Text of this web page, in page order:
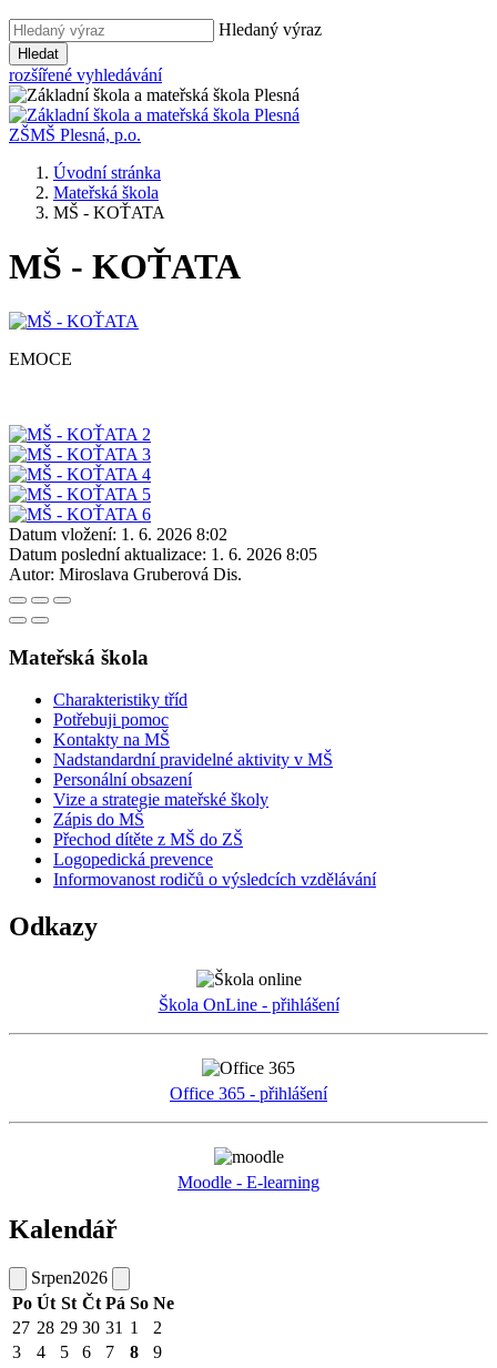
Hledaný výraz
Hledat
rozšířené vyhledávání
ZŠMŠ Plesná, p.o.
Úvodní stránka
Mateřská škola
MŠ - KOŤATA
MŠ - KOŤATA
EMOCE
Datum vložení: 1. 6. 2026 8:02
Datum poslední aktualizace: 1. 6. 2026 8:05
Autor: Miroslava Gruberová Dis.
Mateřská škola
Charakteristiky tříd
Potřebuji pomoc
Kontakty na MŠ
Nadstandardní pravidelné aktivity v MŠ
Personální obsazení
Vize a strategie mateřské školy
Zápis do MŠ
Přechod dítěte z MŠ do ZŠ
Logopedická prevence
Informovanost rodičů o výsledcích vzdělávání
Odkazy
Škola OnLine - přihlášení
Office 365 - přihlášení
Moodle - E-learning
Kalendář
Srpen2026
Po Út St Čt Pá So Ne
27 28 29 30 31 1
2
3
4 5 6 7 8
9